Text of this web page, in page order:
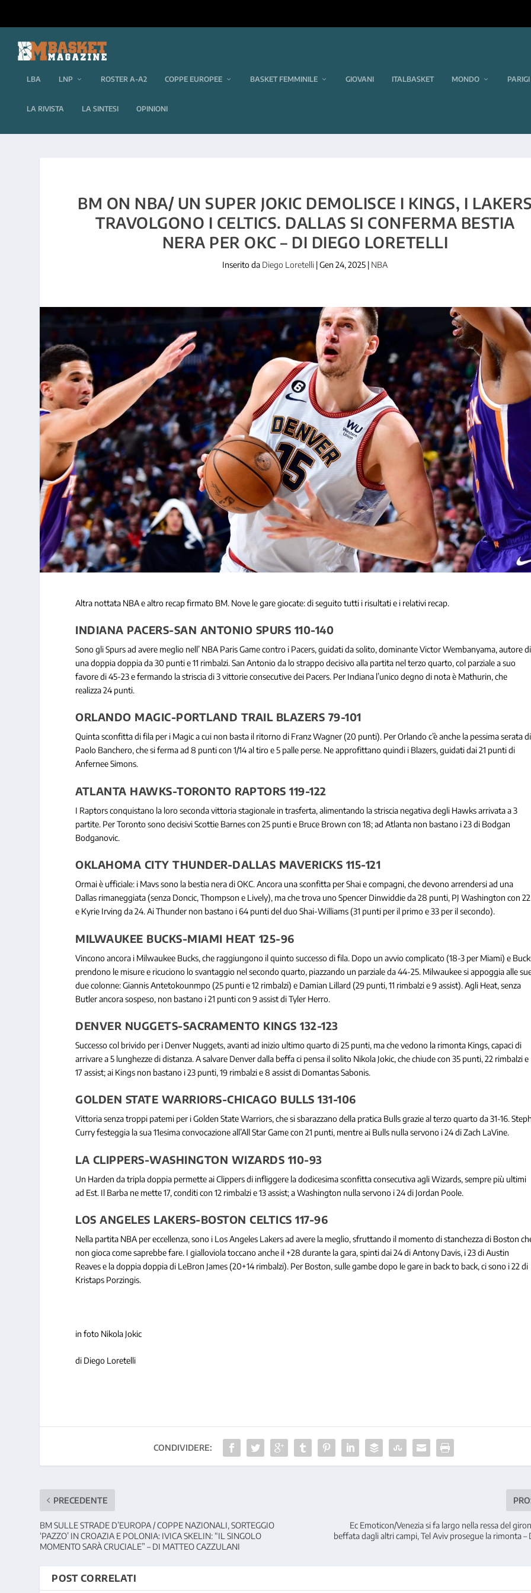
LBA LNP ROSTER A-A2 COPPE EUROPEE BASKET FEMMINILE GIOVANI ITALBASKET MONDO
LA RIVISTA LA SINTESI OPINIONI
BM ON NBA/ UN SUPER JOKIC DEMOLISCE I KINGS, I
TRAVOLGONO I CELTICS. DALLAS SI CONFERMA BESTIA
NERA PER OKC – DI DIEGO LORETELLI
Inserito da Diego Loretelli |Gen 24, 2025 | NBA
Altra nottata NBA e altro recap firmato BM. Nove le gare giocate: di seguito tutti i risultati e i relativi recap.
INDIANA PACERS-SAN ANTONIO SPURS 110-140
Sono gli Spurs ad avere meglio nell’ NBA Paris Game contro i Pacers, guidati da solito, dominante Victor Wembanyama, autore di
una doppia doppia da 30 punti e 11 rimbalzi. San Antonio da lo strappo decisivo alla partita nel terzo quarto, col parziale a suo
favore di 45-23 e fermando la striscia di 3 vittorie consecutive dei Pacers. Per Indiana l’unico degno di nota è Mathurin, che
realizza 24 punti.
ORLANDO MAGIC-PORTLAND TRAIL BLAZERS 79-101
Quinta sconfitta di fila per i Magic a cui non basta il ritorno di Franz Wagner (20 punti). Per Orlando c’è anche la pessima serata di
Paolo Banchero, che si ferma ad 8 punti con 1/14 al tiro e 5 palle perse. Ne approfittano quindi i Blazers, guidati dai 21 punti di
Anfernee Simons.
ATLANTA HAWKS-TORONTO RAPTORS 119-122
I Raptors conquistano la loro seconda vittoria stagionale in trasferta, alimentando la striscia negativa degli Hawks arrivata a 3
partite. Per Toronto sono decisivi Scottie Barnes con 25 punti e Bruce Brown con 18; ad Atlanta non bastano i 23 di Bodgan
Bodganovic.
OKLAHOMA CITY THUNDER-DALLAS MAVERICKS 115-121
Ormai è ufficiale: i Mavs sono la bestia nera di OKC. Ancora una sconfitta per Shai e compagni, che devono arrendersi ad una
Dallas rimaneggiata (senza Doncic, Thompson e Lively), ma che trova uno Spencer Dinwiddie da 28 punti, PJ Washington con 22
e Kyrie Irving da 24. Ai Thunder non bastano i 64 punti del duo Shai-Williams (31 punti per il primo e 33 per il secondo).
MILWAUKEE BUCKS-MIAMI HEAT 125-96
Vincono ancora i Milwaukee Bucks, che raggiungono il quinto successo di fila. Dopo un avvio complicato (18-3 per Miami) e
prendono le misure e ricuciono lo svantaggio nel secondo quarto, piazzando un parziale da 44-25. Milwaukee si appoggia alle
due colonne: Giannis Antetokounmpo (25 punti e 12 rimbalzi) e Damian Lillard (29 punti, 11 rimbalzi e 9 assist). Agli Heat, senza
Butler ancora sospeso, non bastano i 21 punti con 9 assist di Tyler Herro.
DENVER NUGGETS-SACRAMENTO KINGS 132-123
Successo col brivido per i Denver Nuggets, avanti ad inizio ultimo quarto di 25 punti, ma che vedono la rimonta Kings, capaci di
arrivare a 5 lunghezze di distanza. A salvare Denver dalla beffa ci pensa il solito Nikola Jokic, che chiude con 35 punti, 22 rimbalzi e
17 assist; ai Kings non bastano i 23 punti, 19 rimbalzi e 8 assist di Domantas Sabonis.
GOLDEN STATE WARRIORS-CHICAGO BULLS 131-106
Vittoria senza troppi patemi per i Golden State Warriors, che si sbarazzano della pratica Bulls grazie al terzo quarto da 31-16.
Curry festeggia la sua 11esima convocazione all’All Star Game con 21 punti, mentre ai Bulls nulla servono i 24 di Zach LaVine.
LA CLIPPERS-WASHINGTON WIZARDS 110-93
Un Harden da tripla doppia permette ai Clippers di infliggere la dodicesima sconfitta consecutiva agli Wizards, sempre più ultimi
ad Est. Il Barba ne mette 17, conditi con 12 rimbalzi e 13 assist; a Washington nulla servono i 24 di Jordan Poole.
LOS ANGELES LAKERS-BOSTON CELTICS 117-96
Nella partita NBA per eccellenza, sono i Los Angeles Lakers ad avere la meglio, sfruttando il momento di stanchezza di Boston
non gioca come saprebbe fare. I gialloviola toccano anche il +28 durante la gara, spinti dai 24 di Antony Davis, i 23 di Austin
Reaves e la doppia doppia di LeBron James (20+14 rimbalzi). Per Boston, sulle gambe dopo le gare in back to back, ci sono i 22 di
Kristaps Porzingis.
in foto Nikola Jokic
di Diego Loretelli
CONDIVIDERE:
PRECEDENTE
BM SULLE STRADE D’EUROPA / COPPE NAZIONALI, SORTEGGIO
‘PAZZO’ IN CROAZIA E POLONIA: IVICA SKELIN: “IL SINGOLO
MOMENTO SARÀ CRUCIALE” – DI MATTEO CAZZULANI
Ec Emoticon/Venezia si fa largo nella ressa del
beffata dagli altri campi, Tel Aviv prosegue la rimonta –
POST CORRELATI